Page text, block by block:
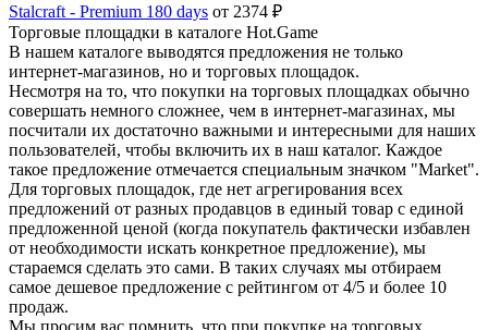
Stalcraft - Premium 180 days от 2374 ₽
Торговые площадки в каталоге Hot.Game
В нашем каталоге выводятся предложения не только
интернет-магазинов, но и торговых площадок.
Несмотря на то, что покупки на торговых площадках обычно
совершать немного сложнее, чем в интернет-магазинах, мы
посчитали их достаточно важными и интересными для наших
пользователей, чтобы включить их в наш каталог. Каждое
такое предложение отмечается специальным значком "Market".
Для торговых площадок, где нет агрегирования всех
предложений от разных продавцов в единый товар с единой
предложенной ценой (когда покупатель фактически избавлен
от необходимости искать конкретное предложение), мы
стараемся сделать это сами. В таких случаях мы отбираем
самое дешевое предложение с рейтингом от 4/5 и более 10
продаж.
Мы просим вас помнить, что при покупке на торговых